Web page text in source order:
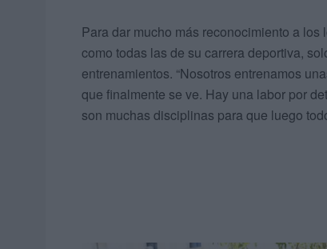
Para dar mucho más reconocimiento a
como todas las de su carrera deportiva,
entrenamientos. “Nosotros entrenamos
que finalmente se ve. Hay una labor por
son muchas disciplinas para que luego